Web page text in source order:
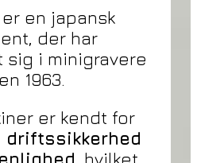
en japansk
der har
i minigravere
1963.
er kendt for
driftssikkerhed